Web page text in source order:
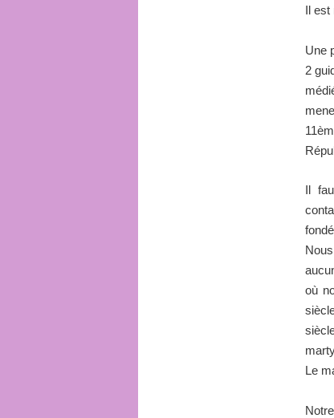
Il
Une
2
Il
où
Le